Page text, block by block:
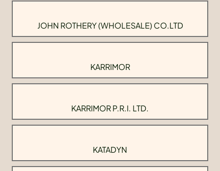
JOHN ROTHERY (WHOLESALE) CO.LTD
KARRIMOR
KARRIMOR P.R.I. LTD.
KATADYN